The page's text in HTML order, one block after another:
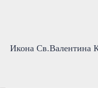
Икона Св.Валентина